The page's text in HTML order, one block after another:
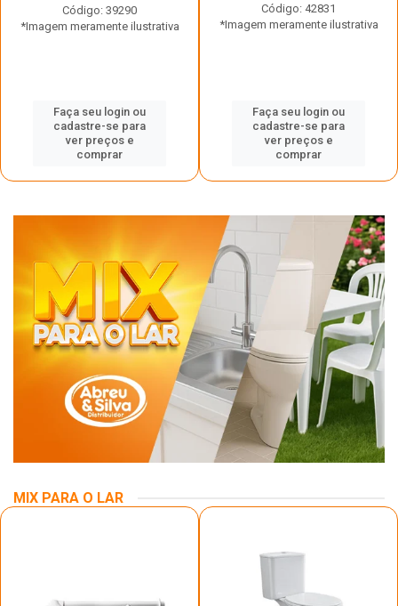
Código: 39290
*Imagem meramente ilustrativa
Faça seu login ou
cadastre-se para
ver preços e
comprar
Código: 42831
*Imagem meramente ilustrativa
Faça seu login ou
cadastre-se para
ver preços e
comprar
MIX PARA O LAR